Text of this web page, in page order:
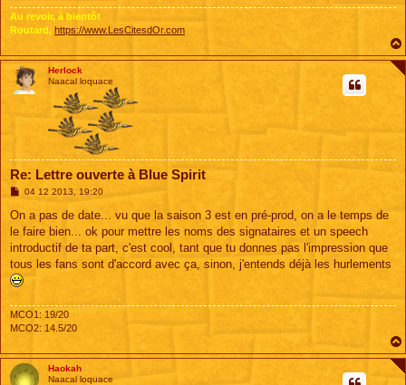
Au revoir, à bientôt
Routard, https://www.LesCitesdOr.com
Herlock
Naacal loquace
Re: Lettre ouverte à Blue Spirit
M
s
a
g
04 12 2013, 19:20
On a pas de date... vu que la saison 3 est en pré-prod, on a le temps de
le faire bien... ok pour mettre les noms des signataires et un speech
introductif de ta part, c'est cool, tant que tu donnes pas l'impression que
tous les fans sont d'accord avec ça, sinon, j'entends déjà les hurlements
MCO1: 19/20
MCO2: 14.5/20
Haokah
Naacal loquace